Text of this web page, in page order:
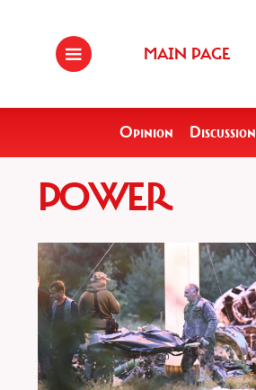
MAIN PAGE
Opinion Discussion
POWER